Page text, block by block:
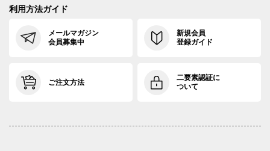
利用方法ガイド
メールマガジン
会員募集中
新規会員
登録ガイド
ご注文方法
二要素認証に
ついて